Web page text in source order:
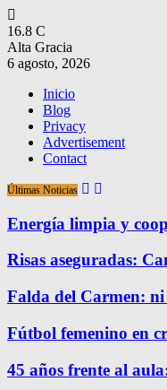
16.8 C
Alta Gracia
6 agosto, 2026
Inicio
Blog
Privacy
Advertisement
Contact
Últimas Noticias
Energía limpia y
Risas aseguradas:
Falda del Carmen:
Fútbol femenino en
45 años frente al